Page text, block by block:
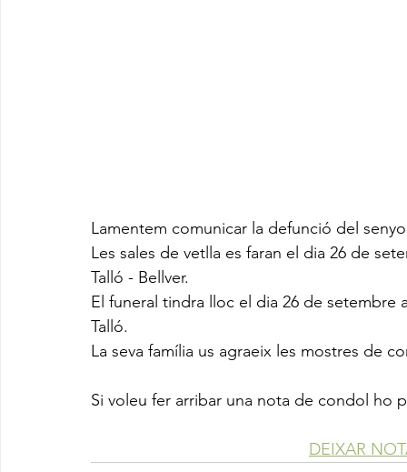
Lamentem comunicar la defunció del
Les sales de vetlla es faran el dia 26 de
Talló - Bellver.
El funeral tindra lloc el dia 26 de setembre
Talló.
La seva família us agraeix les mostres de
Si voleu fer arribar una nota de condol ho
DEIXAR